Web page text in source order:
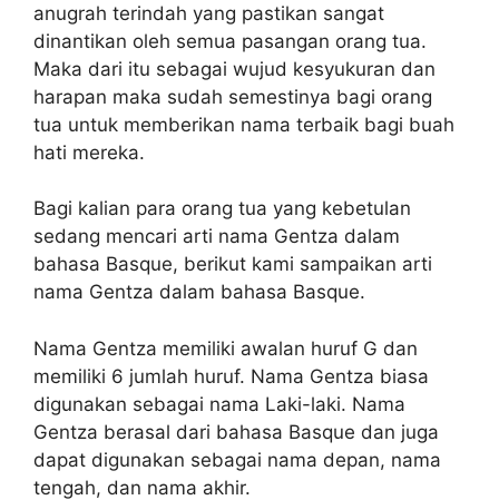
anugrah terindah yang pastikan sangat
dinantikan oleh semua pasangan orang tua.
Maka dari itu sebagai wujud kesyukuran dan
harapan maka sudah semestinya bagi orang
tua untuk memberikan nama terbaik bagi buah
hati mereka.
Bagi kalian para orang tua yang kebetulan
sedang mencari arti nama Gentza dalam
bahasa Basque, berikut kami sampaikan arti
nama Gentza dalam bahasa Basque.
Nama Gentza memiliki awalan huruf G dan
memiliki 6 jumlah huruf. Nama Gentza biasa
digunakan sebagai nama Laki-laki. Nama
Gentza berasal dari bahasa Basque dan juga
dapat digunakan sebagai nama depan, nama
tengah, dan nama akhir.